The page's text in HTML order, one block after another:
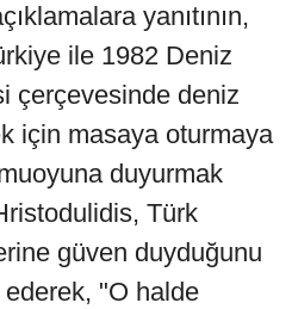
yanıtının,
ile 1982 Deniz
çerçevesinde deniz
için masaya oturmaya
duyurmak
Türk
güven duyduğunu
"O halde